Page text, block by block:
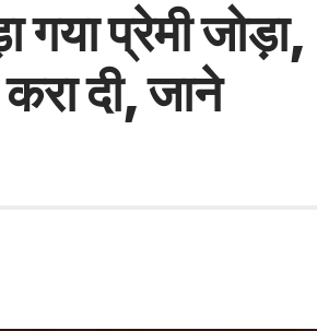
प्रेमी जोड़ा,
दी, जाने